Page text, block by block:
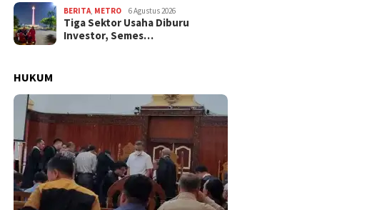
BERITA, METRO 6 Agustus 2026
Tiga Sektor Usaha Diburu
Investor, Semes…
HUKUM